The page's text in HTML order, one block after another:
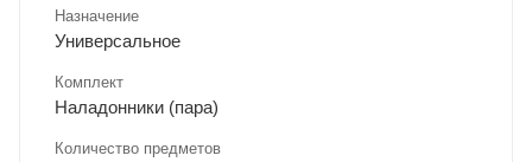
Назначение
Универсальное
Комплект
Наладонники (пара)
Количество предметов